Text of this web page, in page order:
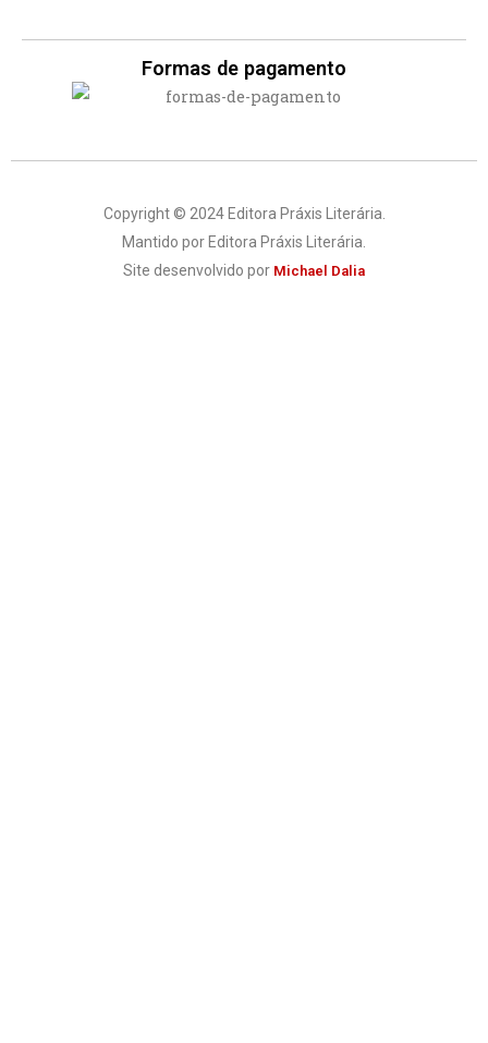
Formas de pagamento
Copyright © 2024 Editora Práxis Literária.
Mantido por Editora Práxis Literária.
Site desenvolvido por Michael Dalia